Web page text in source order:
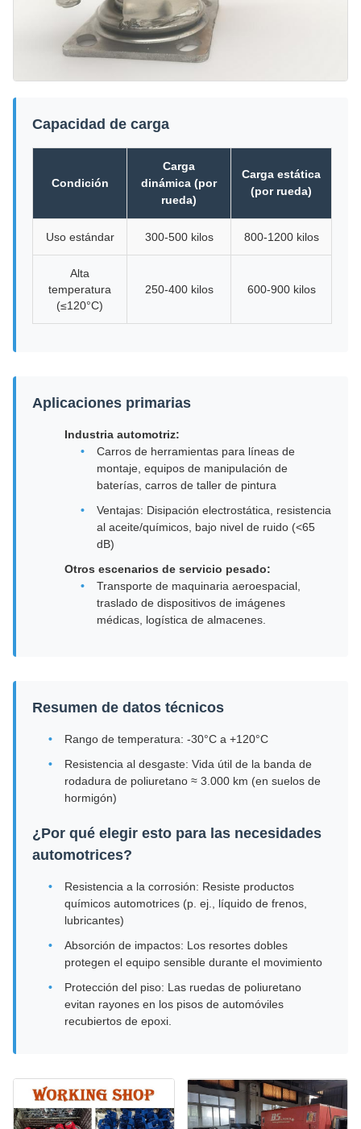
Capacidad de carga
Condición
Carga
dinámica (por
rueda)
Carga estática
(por rueda)
Uso estándar 300-500 kilos 800-1200 kilos
Alta
temperatura
(≤120°C)
250-400 kilos 600-900 kilos
Aplicaciones primarias
Industria automotriz:
Carros de herramientas para líneas de
montaje, equipos de manipulación de
baterías, carros de taller de pintura
Ventajas: Disipación electrostática, resistencia
al aceite/químicos, bajo nivel de ruido (<65
dB)
Otros escenarios de servicio pesado:
Transporte de maquinaria aeroespacial,
traslado de dispositivos de imágenes
médicas, logística de almacenes.
Resumen de datos técnicos
Rango de temperatura: -30°C a +120°C
Resistencia al desgaste: Vida útil de la banda de
rodadura de poliuretano ≈ 3.000 km (en suelos de
hormigón)
¿Por qué elegir esto para las necesidades
automotrices?
Resistencia a la corrosión: Resiste productos
químicos automotrices (p. ej., líquido de frenos,
lubricantes)
Absorción de impactos: Los resortes dobles
protegen el equipo sensible durante el movimiento
Protección del piso: Las ruedas de poliuretano
evitan rayones en los pisos de automóviles
recubiertos de epoxi.